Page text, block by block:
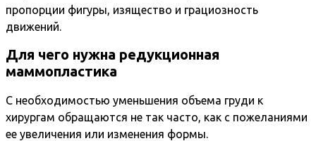
пропорции фигуры, изящество и грациозность
движений.
Для чего нужна редукционная
маммопластика
С необходимостью уменьшения объема груди к
хирургам обращаются не так часто, как с пожеланиями
ее увеличения или изменения формы.